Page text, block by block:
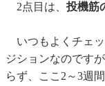
2点目は、 投機筋
いつもよくチェ
ジションなのです
らず、ここ2～3週